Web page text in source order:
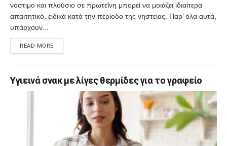
νόστιμο και πλούσιο σε πρωτεΐνη μπορεί να μοιάζει ιδιαίτερα
απαιτητικό, ειδικά κατά την περίοδο της νηστείας. Παρ’ όλα αυτά,
υπάρχουν...
READ MORE
Υγιεινά σνακ με λίγες θερμίδες για το γραφείο